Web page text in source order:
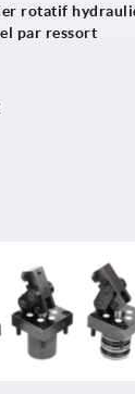
rotatif
par ressort